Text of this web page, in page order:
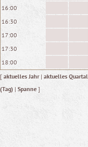
16:00
16:30
17:00
17:30
18:00
[ aktuelles Jahr| aktuelles Quartal
(Tag) | Spanne ]